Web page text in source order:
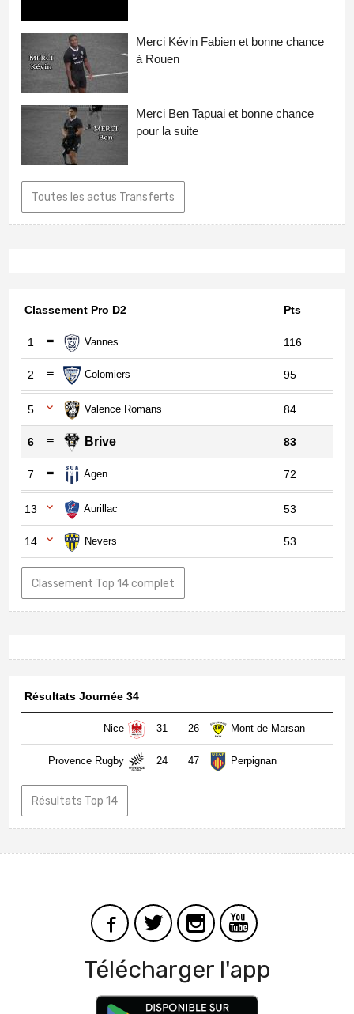
Merci Kévin Fabien et bonne chance
à Rouen
Merci Ben Tapuai et bonne chance
pour la suite
Toutes les actus Transferts
Classement Pro D2 Pts
1 Vannes 116
2 Colomiers 95
5 Valence Romans 84
6 Brive 83
7 Agen 72
13 Aurillac 53
14 Nevers 53
Classement Top 14 complet
Résultats Journée 34
Nice 31 26 Mont de Marsan
Provence Rugby 24 47 Perpignan
Résultats Top 14
Télécharger l'app